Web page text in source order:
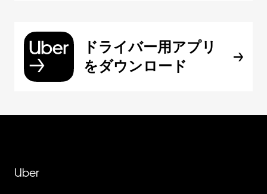
ドライバー用アプリ
をダウンロード
Uber